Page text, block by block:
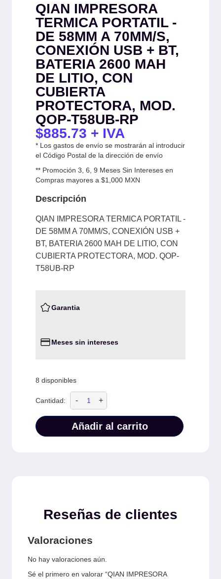
QIAN IMPRESORA
TERMICA PORTATIL -
DE 58MM A 70MM/S,
CONEXIÓN USB + BT,
BATERIA 2600 MAH
DE LITIO, CON
CUBIERTA
PROTECTORA, MOD.
QOP-T58UB-RP
$885.73 + IVA
* Los gastos de envío se mostrarán al introducir
el Código Postal de la dirección de envío
** Promoción 3, 6, 9 Meses Sin Intereses en
Compras mayores a $1,000 MXN
Descripción
QIAN IMPRESORA TERMICA PORTATIL -
DE 58MM A 70MM/S, CONEXIÓN USB +
BT, BATERIA 2600 MAH DE LITIO, CON
CUBIERTA PROTECTORA, MOD. QOP-
T58UB-RP
Garantia
Meses sin intereses
8 disponibles
Cantidad: - +
Añadir al carrito
Reseñas de clientes
Valoraciones
No hay valoraciones aún.
Sé el primero en valorar “QIAN IMPRESORA